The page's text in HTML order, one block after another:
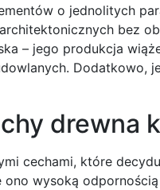
o jednolitych
bez
– jego produkcja
Dodatkowo,
drewna
cechami, które
wysoką